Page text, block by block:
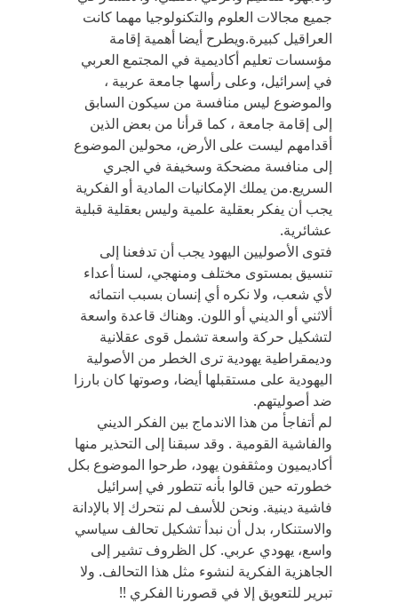
جميع مجالات العلوم والتكنولوجيا مهما كانت
العراقيل كبيرة.ويطرح أيضا أهمية إقامة
مؤسسات تعليم أكاديمية في المجتمع العربي
في إسرائيل، وعلى رأسها جامعة عربية ،
والموضوع ليس منافسة من سيكون السابق
إلى إقامة جامعة ، كما قرأنا من بعض الذين
أقدامهم ليست على الأرض، محولين الموضوع
إلى منافسة مضحكة وسخيفة في الجري
السريع.من يملك الإمكانيات المادية أو الفكرية
يجب أن يفكر بعقلية علمية وليس بعقلية قبلية
عشائرية.
فتوى الأصوليين اليهود يجب أن تدفعنا إلى
تنسيق بمستوى مختلف ومنهجي، لسنا أعداء
لأي شعب، ولا نكره أي إنسان بسبب انتمائه
ألاثني أو الديني أو اللون. وهناك قاعدة واسعة
لتشكيل حركة واسعة تشمل قوى عقلانية
وديمقراطية يهودية ترى الخطر من الأصولية
اليهودية على مستقبلها أيضا، وصوتها كان بارزا
ضد أصوليتهم.
لم أتفاجأ من هذا الاندماج بين الفكر الديني
والفاشية القومية . وقد سبقنا إلى التحذير منها
أكاديميون ومثقفون يهود، طرحوا الموضوع بكل
خطورته حين قالوا بأنه تتطور في إسرائيل
فاشية دينية. ونحن للأسف لم نتحرك إلا بالإدانة
والاستنكار، بدل أن نبدأ تشكيل تحالف سياسي
واسع، يهودي عربي. كل الظروف تشير إلى
الجاهزية الفكرية لنشوء مثل هذا التحالف. ولا
تبرير للتعويق إلا في قصورنا الفكري !!